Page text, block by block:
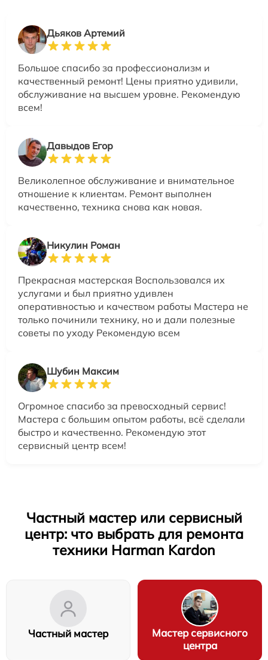
Дьяков Артемий
Большое спасибо за профессионализм и
качественный ремонт! Цены приятно удивили,
обслуживание на высшем уровне. Рекомендую
всем!
Давыдов Егор
Великолепное обслуживание и внимательное
отношение к клиентам. Ремонт выполнен
качественно, техника снова как новая.
Никулин Роман
Прекрасная мастерская Воспользовался их
услугами и был приятно удивлен
оперативностью и качеством работы Мастера не
только починили технику, но и дали полезные
советы по уходу Рекомендую всем
Шубин Максим
Огромное спасибо за превосходный сервис!
Мастера с большим опытом работы, всё сделали
быстро и качественно. Рекомендую этот
сервисный центр всем!
Частный мастер или сервисный
центр: что выбрать для ремонта
техники Harman Kardon
Частный мастер
Мастер сервисного
центра